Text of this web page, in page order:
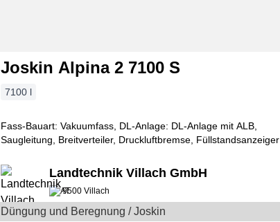
Joskin Alpina 2 7100 S
7100 l
Fass-Bauart: Vakuumfass, DL-Anlage: DL-Anlage mit ALB,
Saugleitung, Breitverteiler, Druckluftbremse, Füllstandsanzeiger
Landtechnik Villach GmbH
9500 Villach
Düngung und Beregnung / Joskin